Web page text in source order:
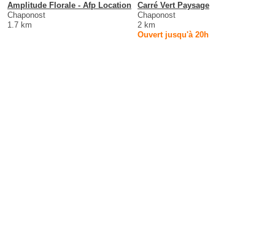
Amplitude Florale - Afp Location
Chaponost
1.7 km
Carré Vert Paysage
Chaponost
2 km
Ouvert jusqu'à 20h